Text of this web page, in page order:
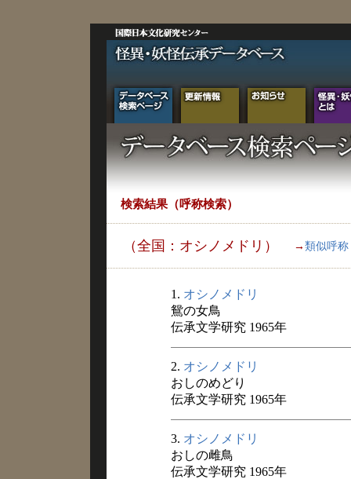
検索結果（呼称検索）
（全国：オシノメドリ） → 類似呼称
1. オシノメドリ
鴛の女鳥
伝承文学研究 1965年
2. オシノメドリ
おしのめどり
伝承文学研究 1965年
3. オシノメドリ
おしの雌鳥
伝承文学研究 1965年